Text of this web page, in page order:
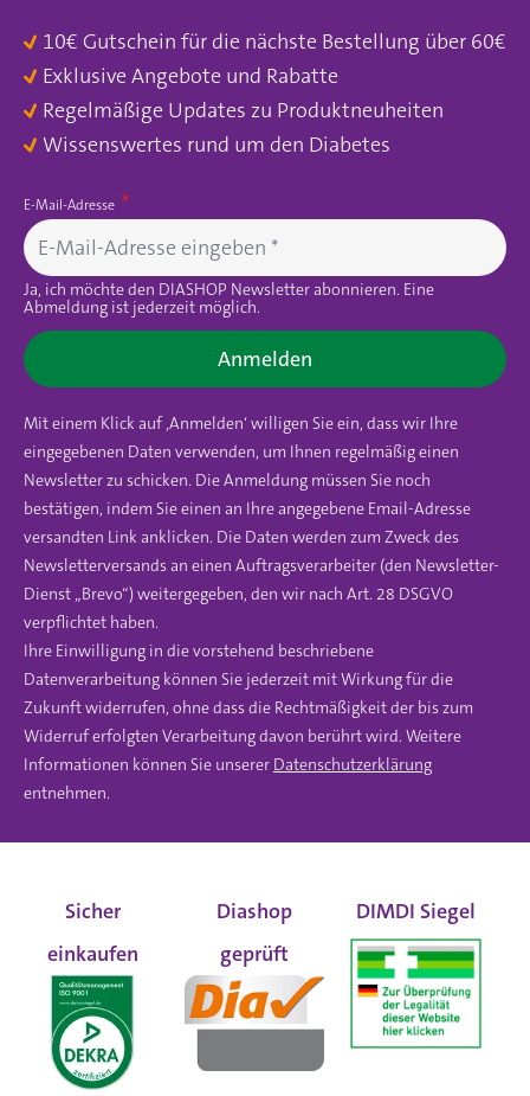
10€ Gutschein für die nächste Bestellung über 60€
Exklusive Angebote und Rabatte
Regelmäßige Updates zu Produktneuheiten
Wissenswertes rund um den Diabetes
E-Mail-Adresse
Ja, ich möchte den DIASHOP Newsletter abonnieren. Eine
Abmeldung ist jederzeit möglich.
Anmelden
Mit einem Klick auf ‚Anmelden‘ willigen Sie ein, dass wir Ihre
eingegebenen Daten verwenden, um Ihnen regelmäßig einen
Newsletter zu schicken. Die Anmeldung müssen Sie noch
bestätigen, indem Sie einen an Ihre angegebene Email-Adresse
versandten Link anklicken. Die Daten werden zum Zweck des
Newsletterversands an einen Auftragsverarbeiter (den Newsletter-
Dienst „Brevo“) weitergegeben, den wir nach Art. 28 DSGVO
verpflichtet haben.
Ihre Einwilligung in die vorstehend beschriebene
Datenverarbeitung können Sie jederzeit mit Wirkung für die
Zukunft widerrufen, ohne dass die Rechtmäßigkeit der bis zum
Widerruf erfolgten Verarbeitung davon berührt wird. Weitere
Informationen können Sie unserer Datenschutzerklärung
entnehmen.
Sicher
einkaufen
Diashop
geprüft
DIMDI Siegel